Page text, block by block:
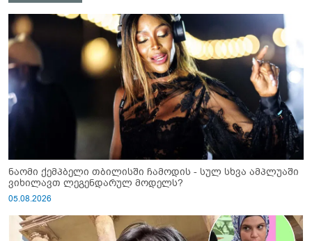
ნაომი ქემპბელი თბილისში ჩამოდის - სულ სხვა ამპლუაში
ვიხილავთ ლეგენდარულ მოდელს?
05.08.2026